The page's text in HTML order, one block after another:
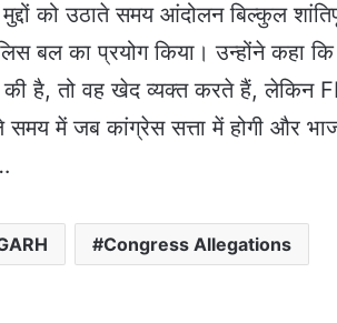
को उठाते समय आंदोलन बिल्कुल
बल का प्रयोग किया। उन्होंने कहा कि
की है, तो वह खेद व्यक्त करते हैं, लेकिन
समय में जब कांग्रेस सत्ता में होगी और
Congress Allegations